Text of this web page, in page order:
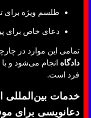
طلسم ویژه برای
دعای خاص برای
تمامی این موارد در
دادگاه انجام می‌شود و
فرد است.
خدمات بین‌المللی
دعانویسی برای